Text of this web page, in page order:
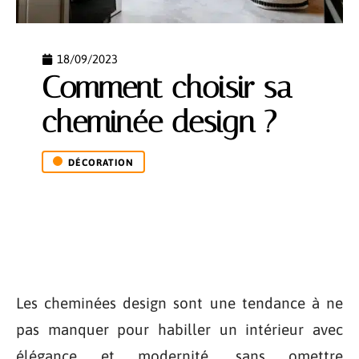
18/09/2023
Comment choisir sa
cheminée design ?
DÉCORATION
Les cheminées design sont une tendance à ne
pas manquer pour habiller un intérieur avec